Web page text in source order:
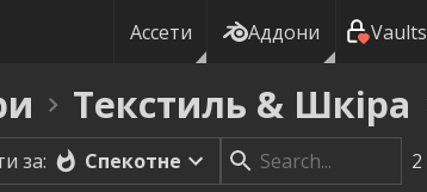
Ассети Аддони Vaults
Текстиль & Шкіра
за: Спекотне 2